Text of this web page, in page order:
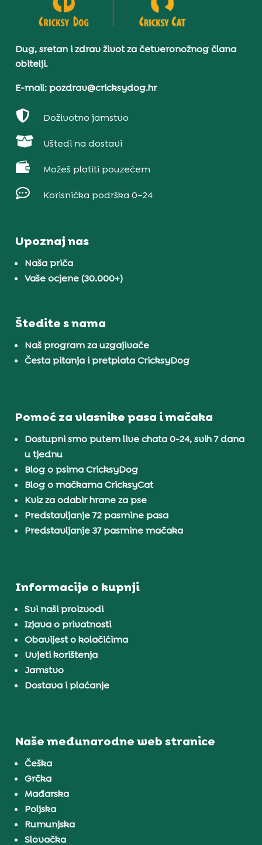
Dug, sretan i zdrav život za četveronožnog člana
obitelji.
E-mail: pozdrav@cricksydog.hr
 Doživotno jamstvo
 Uštedi na dostavi
 Možeš platiti pouzećem
 Korisnička podrška 0–24
Upoznaj nas
Naša priča
Vaše ocjene (30.000+)
Štedite s nama
Naš program za uzgajivače
Česta pitanja i pretplata CricksyDog
Pomoć za vlasnike pasa i mačaka
Dostupni smo putem live chata 0-24, svih 7 dana
u tjednu
Blog o psima CricksyDog
Blog o mačkama CricksyCat
Kviz za odabir hrane za pse
Predstavljanje 72 pasmine pasa
Predstavljanje 37 pasmine mačaka
Informacije o kupnji
Svi naši proizvodi
Izjava o privatnosti
Obavijest o kolačićima
Uvjeti korištenja
Jamstvo
Dostava i plaćanje
Naše međunarodne web stranice
Češka
Grčka
Mađarska
Poljska
Rumunjska
Slovačka